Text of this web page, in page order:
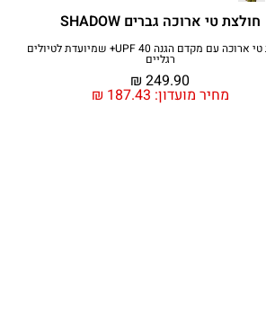
חולצת טי ארוכה גברים SHADOW
חולצת טי ארוכה עם מקדם הגנה UPF 40+ שמיועדת לטיולים
רגליים
מחיר מועדון: ₪ 187.43
₪ 249.90